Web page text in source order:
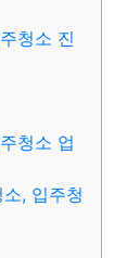
청소 진
청소 업
, 입주청